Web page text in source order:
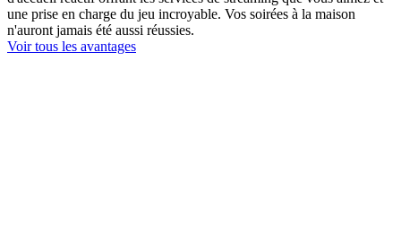
une prise en charge du jeu incroyable. Vos soirées à la maison
n'auront jamais été aussi réussies.
Voir tous les avantages